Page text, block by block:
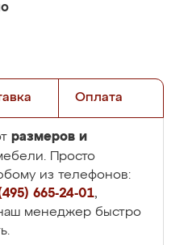
Оплата
размеров и
Просто
из телефонов:
665-24-01,
менеджер быстро